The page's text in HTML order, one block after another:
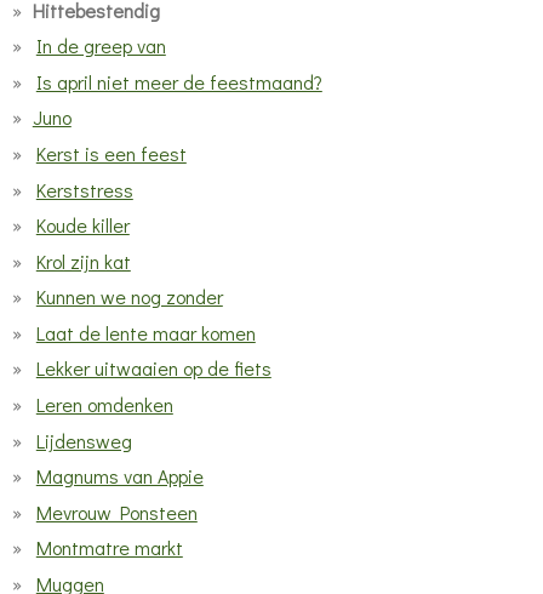
Hittebestendig
In de greep van
Is april niet meer de feestmaand?
Juno
Kerst is een feest
Kerststress
Koude killer
Krol zijn kat
Kunnen we nog zonder
Laat de lente maar komen
Lekker uitwaaien op de fiets
Leren omdenken
Lijdensweg
Magnums van Appie
Mevrouw Ponsteen
Montmatre markt
Muggen